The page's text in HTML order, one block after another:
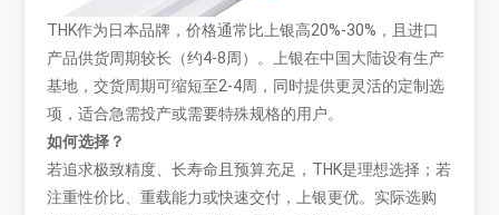
THK作为日本品牌，价格通常比上银高20%-30%，且进口
产品供货周期较长（约4-8周）。上银在中国大陆设有生产
基地，交货周期可缩短至2-4周，同时提供更灵活的定制选
项，适合急需投产或需要特殊规格的用户。
如何选择？
若追求极致精度、长寿命且预算充足，THK是理想选择；若
注重性价比、重载能力或快速交付，上银更优。实际选购